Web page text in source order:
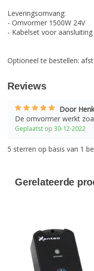
Leveringsomvang:
- Omvormer 1500W 24V
- Kabelset voor
Optioneel te bestellen:
Reviews
Door
De omvormer werkt
Geplaatst op 30-12-2022
5 sterren op basis van 1
Gerelateerde